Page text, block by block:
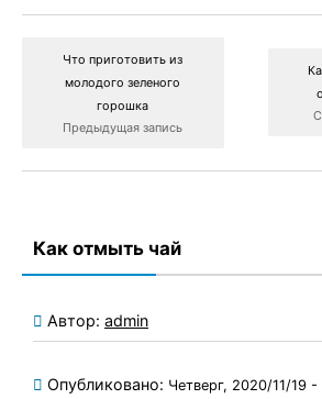
Что приготовить из
молодого зеленого
горошка
Предыдущая запись
Как отмыть чай
Автор: admin
Опубликовано: Четверг, 2020/11/19 -